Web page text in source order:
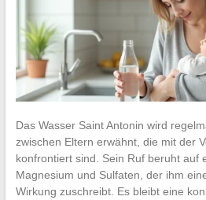
Das Wasser Saint Antonin wird
zwischen Eltern erwähnt, die mit der
konfrontiert sind. Sein Ruf beruht auf
Magnesium und Sulfaten, der ihm
Wirkung zuschreibt. Es bleibt eine